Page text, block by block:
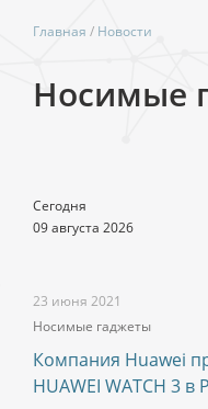
Главная / Новости
Носимые
Сегодня
09 августа 2026
23 июня 2021
Носимые гаджеты
Компания Huawei
HUAWEI WATCH 3 в